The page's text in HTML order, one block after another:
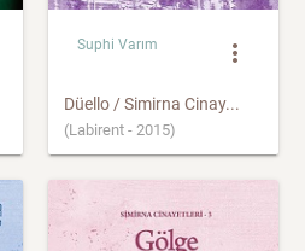
Suphi Varım more_vert
Düello / Simirna Cinay...
(Labirent - 2015)